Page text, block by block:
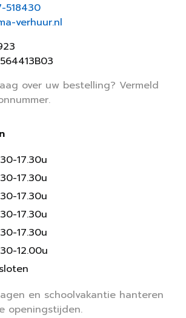
518430
verhuur.nl
over uw bestelling? Vermeld
17.30u
17.30u
17.30u
17.30u
17.30u
12.00u
en schoolvakantie hanteren
openingstijden.